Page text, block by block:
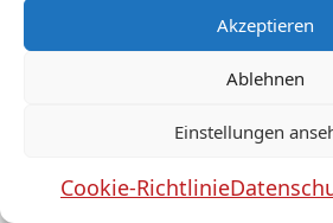
Akzeptieren
Ablehnen
Einstellungen
Cookie-Richtlinie
No tags for this post.